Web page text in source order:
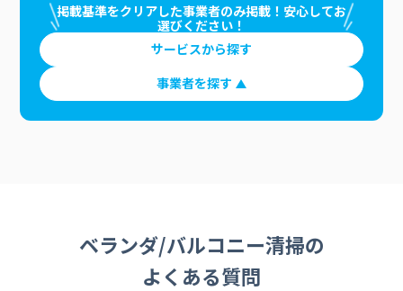
掲載基準をクリアした事業者のみ掲載！安心してお
選びください！
サービスから探す
事業者を探す
ベランダ/バルコニー清掃の
よくある質問